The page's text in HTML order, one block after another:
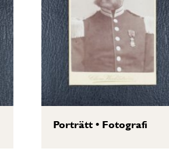
Porträtt• Fotografi